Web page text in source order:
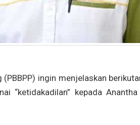
(PBBPP) ingin menjelaskan
“ketidakadilan” kepada